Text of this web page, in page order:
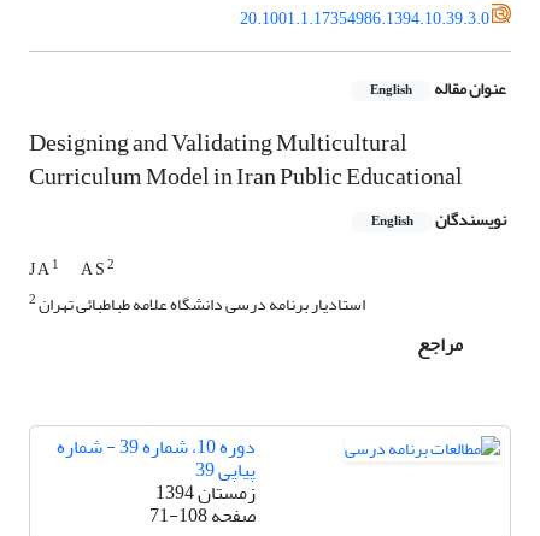
20.1001.1.17354986.1394.10.39.3.0
عنوان مقاله English
Designing and Validating Multicultural
Curriculum Model in Iran Public Educational
نویسندگان English
J A1 A S2
2استادیار برنامه درسی دانشگاه علامه طباطبائی تهران
مراجع
دوره 10، شماره 39 - شماره
پیاپی 39
زمستان 1394
صفحه71-108